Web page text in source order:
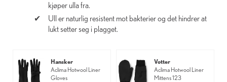
kjøper ulla fra.
Ull er naturlig resistent mot bakterier og det hindrer at
lukt setter seg i plagget.
Hansker
Aclima Hotwool Liner
Gloves
Votter
Aclima Hotwool Liner
Mittens 123